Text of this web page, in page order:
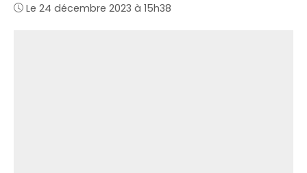
Le 24 décembre 2023 à 15h38